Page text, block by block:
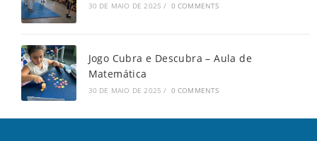
30 DE MAIO DE 2025 / 0 COMMENTS
Jogo Cubra e Descubra – Aula de
Matemática
30 DE MAIO DE 2025 / 0 COMMENTS